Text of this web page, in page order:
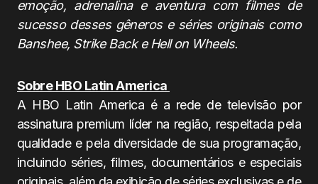
emoção, adrenalina e aventura com filmes de
sucesso desses gêneros e séries originais como
Banshee, Strike Back e Hell on Wheels.
Sobre HBO Latin America
A HBO Latin America é a rede de televisão por
assinatura premium líder na região, respeitada pela
qualidade e pela diversidade de sua programação,
incluindo séries, filmes, documentários e especiais